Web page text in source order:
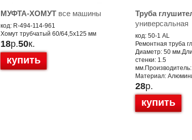
МУФТА-ХОМУТ все машины
код: R-494-114-961
Хомут трубчатый 60/64,5x125 мм
18р.50к.
купить
Труба
универсальная
код: 50-1 AL
Ремонтная труба
Диаметр: 50
стенки: 1.5
Материал:
28р.
купить